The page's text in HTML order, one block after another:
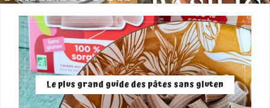
Le plus grand guide des pâtes sans gluten